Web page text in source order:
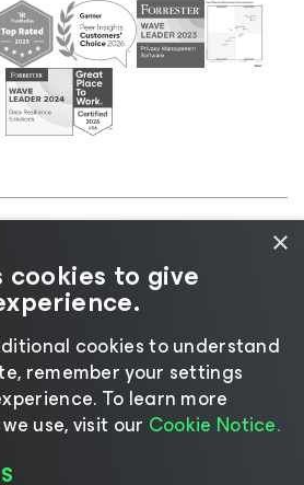
|Legal|Política de licencias
para proveedores
idioma
×
to give
cookies to understand
remember your settings
​To learn more
use, visit our Cookie Notice.